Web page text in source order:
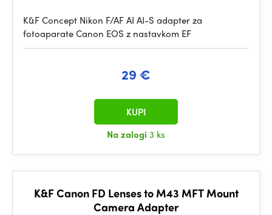
K&F Concept Nikon F/AF AI AI-S adapter za
fotoaparate Canon EOS z nastavkom EF
29 €
Na zalogi 3 ks
KUPI
K&F Canon FD Lenses to M43 MFT Mount
Camera Adapter